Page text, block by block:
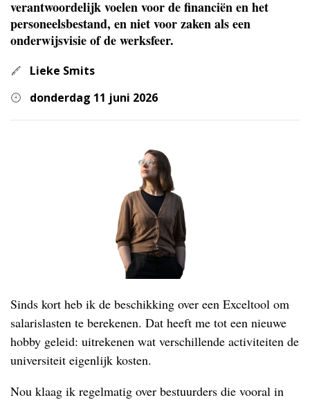
verantwoordelijk voelen voor de financiën en het
personeelsbestand, en niet voor zaken als een
onderwijsvisie of de werksfeer.
Lieke Smits
donderdag 11 juni 2026
Sinds kort heb ik de beschikking over een Exceltool om
salarislasten te berekenen. Dat heeft me tot een nieuwe
hobby geleid: uitrekenen wat verschillende activiteiten de
universiteit eigenlijk kosten.
Nou klaag ik regelmatig over bestuurders die vooral in